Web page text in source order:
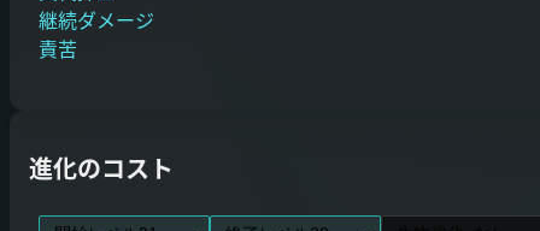
継続ダメージ
責苦
進化のコスト